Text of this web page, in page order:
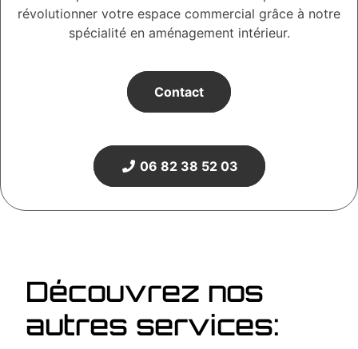
révolutionner votre espace commercial grâce à notre
spécialité en aménagement intérieur.
Contact
06 82 38 52 03
Découvrez nos
autres services: